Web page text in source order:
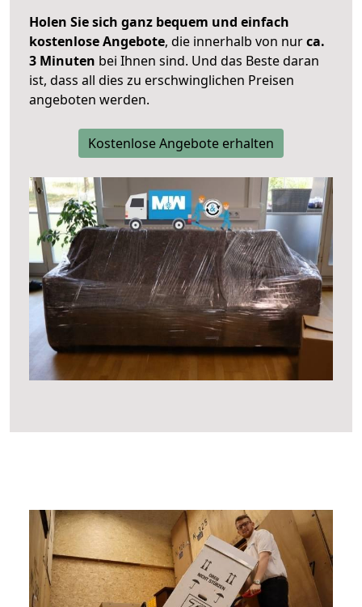
Holen Sie sich ganz bequem und einfach
kostenlose Angebote, die innerhalb von nurca.
3 Minuten bei Ihnen sind. Und das Beste daran
ist, dass all dies zu erschwinglichen Preisen
angeboten werden.
Kostenlose Angebote erhalten